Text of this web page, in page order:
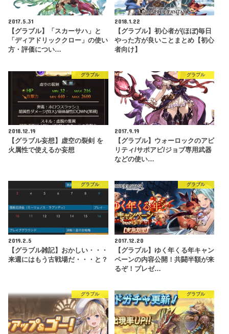
2017.5.31
【グラブル】「スカーサハ」と
「ディアドリッククロー」の使い
方・評価につい…
2018.1.22
【グラブル】初心者が(ほぼ)毎日
やった方が良いことまとめ【初心
者向け】
グラブル
2018.12.19
【グラブル妄想】虚空の裂剣 を
火属性で使えるか妄想
グラブル
2017.9.19
【グラブル】ウォーロックのアビ
リティ/サポアビ/ジョブ専用武器
などの使い…
グラブル
2019.2.5
【グラブル雑記】おかしい・・・
来週にはもう古戦場だ・・・と？
グラブル
2017.12.20
【グラブル】ゆく年くる年キャン
ペーンの内容公開！共闘半額が来
るぞ！プレゼ…
グラブル グラブル